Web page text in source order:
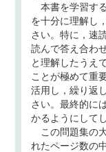
本書を学習す
を十分に理解し
さい。特に，速
読んで答え合わ
と理解したうえ
ことが極めて重
活用し，繰り返
さい。最終的に
かるようにして
この問題集の
れたページ数の